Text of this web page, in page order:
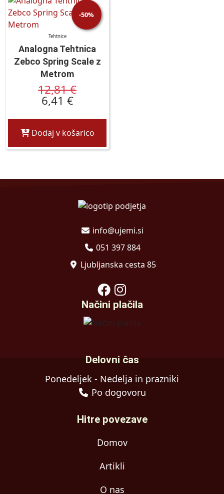
-50%
Tehtnice
Analogna Tehtnica
Zebco Spring Scale z
Metrom
12,81 €
6,41 €
Dodaj v košarico
info@ujemi.si
051 397 884
Ljubljanska cesta 85
Načini plačila
Delovni čas
Ponedeljek - Nedelja in prazniki
Po dogovoru
Hitre povezave
Domov
Artikli
O nas